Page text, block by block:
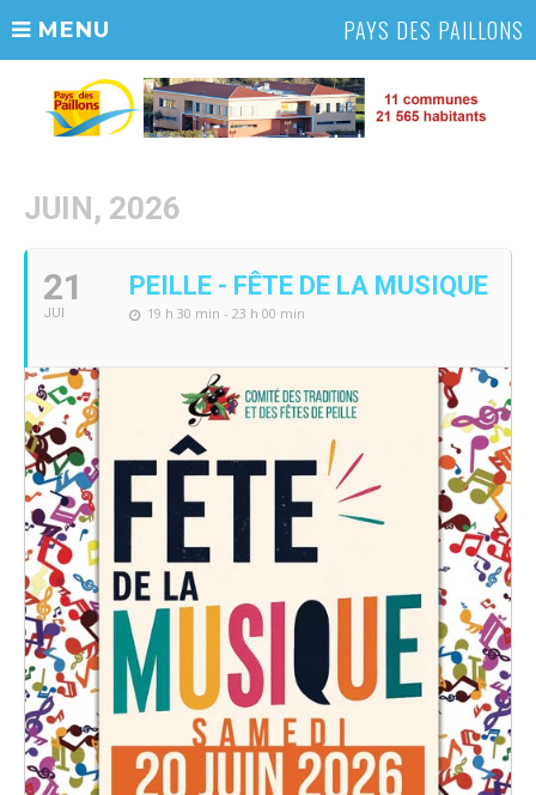
MENU PAYS DES PAILLONS
JUIN, 2026
21
JUI
PEILLE - FÊTE DE LA MUSIQUE
19 h 30 min - 23 h 00 min